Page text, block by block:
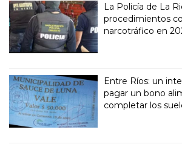
La Policía de La
procedimientos
narcotráfico en
Entre Ríos: un
pagar un bono
completar los